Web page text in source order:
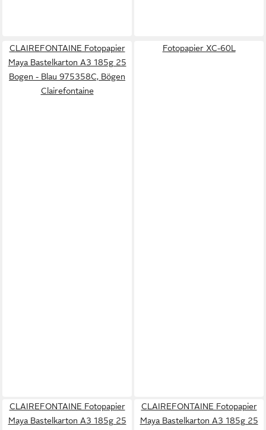
CLAIREFONTAINE Fotopapier
Maya Bastelkarton A3 185g 25
Bogen - Blau 975358C, Bögen
Clairefontaine
Fotopapier XC-60L
CLAIREFONTAINE Fotopapier
Maya Bastelkarton A3 185g 25
CLAIREFONTAINE Fotopapier
Maya Bastelkarton A3 185g 25